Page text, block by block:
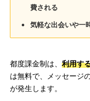
費される
気軽な出会いや一
都度課金制は、 利用す
は無料で、メッセージ
が発生します。